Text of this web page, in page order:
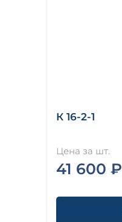
К 16-2-1
Цена за шт.
41 600 ₽